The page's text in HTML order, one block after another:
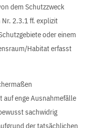
dem Schutzzweck
Nr. 2.3.1 ff. explizit
oder einem
Habitat erfasst
enge Ausnahmefälle
sachwidrig
der tatsächlichen